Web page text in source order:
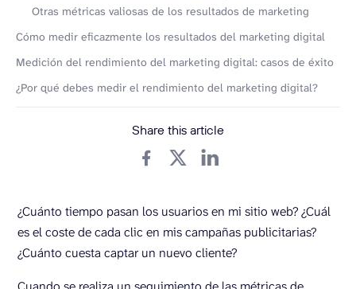
Otras métricas valiosas de los resultados de marketing
Cómo medir eficazmente los resultados del marketing digital
Medición del rendimiento del marketing digital: casos de éxito
¿Por qué debes medir el rendimiento del marketing digital?
Share this article
¿Cuánto tiempo pasan los usuarios en mi sitio web? ¿Cuál
es el coste de cada clic en mis campañas publicitarias?
¿Cuánto cuesta captar un nuevo cliente?